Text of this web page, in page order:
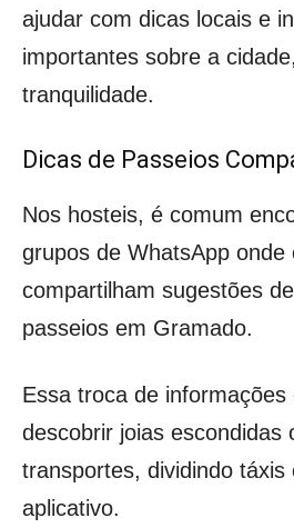
ajudar com dicas locais e
importantes sobre a
tranquilidade.
Dicas de Passeios
Nos hosteis, é comum
grupos de WhatsApp onde
compartilham sugestões
passeios em Gramado.
Essa troca de informações
descobrir joias escondidas
transportes, dividindo táxis
aplicativo.